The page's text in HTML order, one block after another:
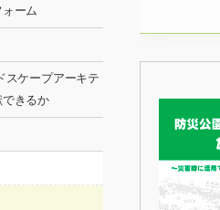
ーム
スケープアーキテ
きるか